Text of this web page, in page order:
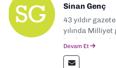
Sinan Genç
43 yıldır
yılında
başladım.
muhabir,
Devam Et